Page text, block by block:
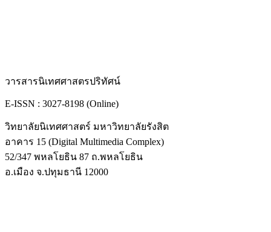
วารสารนิเทศศาสตรปริทัศน์
E-ISSN : 3027-8198 (Online)
วิทยาลัยนิเทศศาสตร์ มหาวิทยาลัยรังสิต
อาคาร 15 (Digital Multimedia Complex)
52/347 พหลโยธิน 87 ถ.พหลโยธิน
อ.เมือง จ.ปทุมธานี 12000